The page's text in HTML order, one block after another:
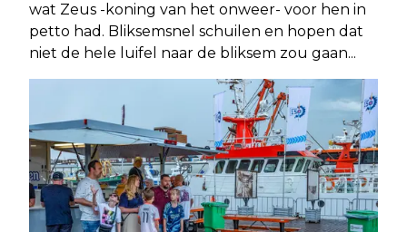
wat Zeus -koning van het onweer- voor hen in
petto had. Bliksemsnel schuilen en hopen dat
niet de hele luifel naar de bliksem zou gaan...